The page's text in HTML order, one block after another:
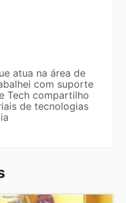
atua na área de
com suporte
Tech compartilho
de tecnologias